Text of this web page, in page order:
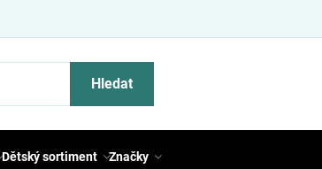
Hledat
Dětský sortiment Značky